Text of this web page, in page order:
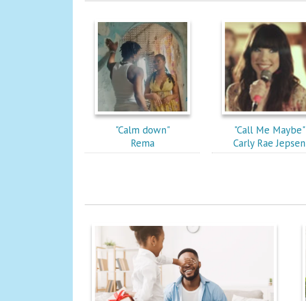
"Calm down"
Rema
"Call Me Maybe"
Carly Rae Jepsen